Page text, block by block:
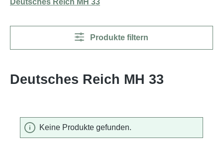
Produkte filtern
Deutsches Reich MH 33
Keine Produkte gefunden.